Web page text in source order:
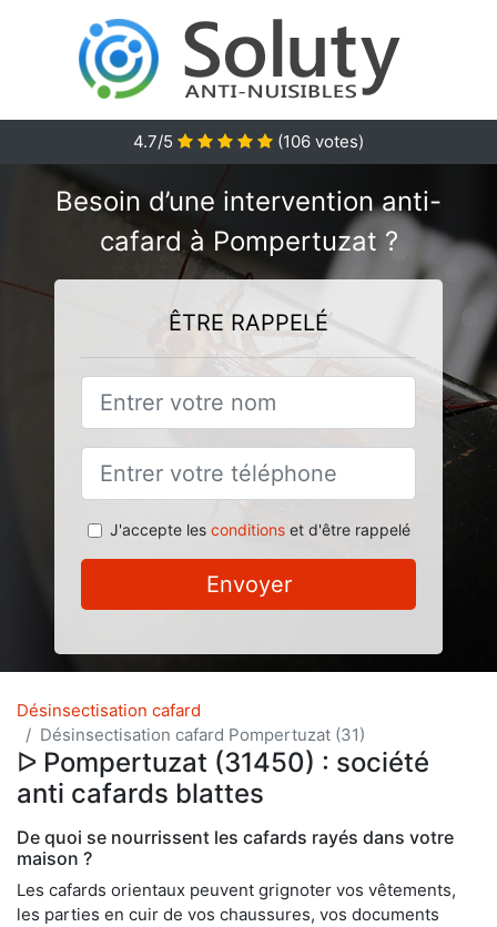
4.7/5 (106 votes)
Besoin d’une intervention anti-
cafard à Pompertuzat ?
ÊTRE RAPPELÉ
J'accepte les conditionset d'être rappelé
Envoyer
Désinsectisation cafard
Désinsectisation cafard Pompertuzat (31)
ᐅ Pompertuzat (31450) : société
anti cafards blattes
De quoi se nourrissent les cafards rayés dans votre
maison ?
Les cafards orientaux peuvent grignoter vos vêtements,
les parties en cuir de vos chaussures, vos documents